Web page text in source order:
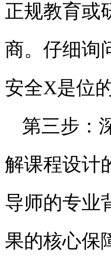
正规教育或
商。仔细询
安全X是位的
第三步：
解课程设计
导师的专业
果的核心保